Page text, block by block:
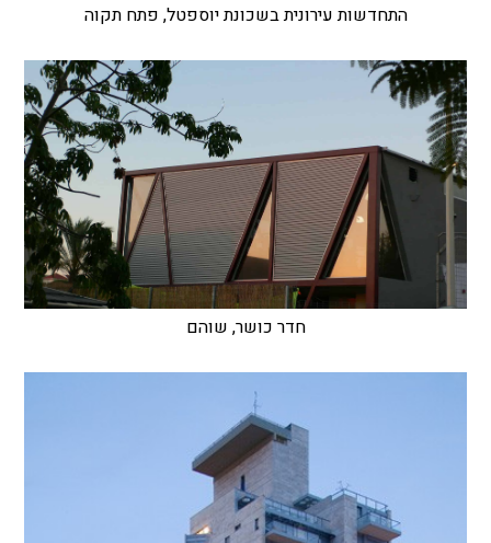
התחדשות עירונית בשכונת יוספטל, פתח תקוה
חדר כושר, שוהם